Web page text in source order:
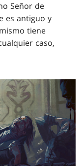
Señor de
es antiguo y
tiene
caso,